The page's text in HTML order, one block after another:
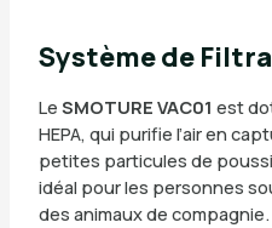
Système de
Le SMOTURE VAC01 est
HEPA, qui purifie l’air en
petites particules de
idéal pour les personnes
des animaux de compagnie.